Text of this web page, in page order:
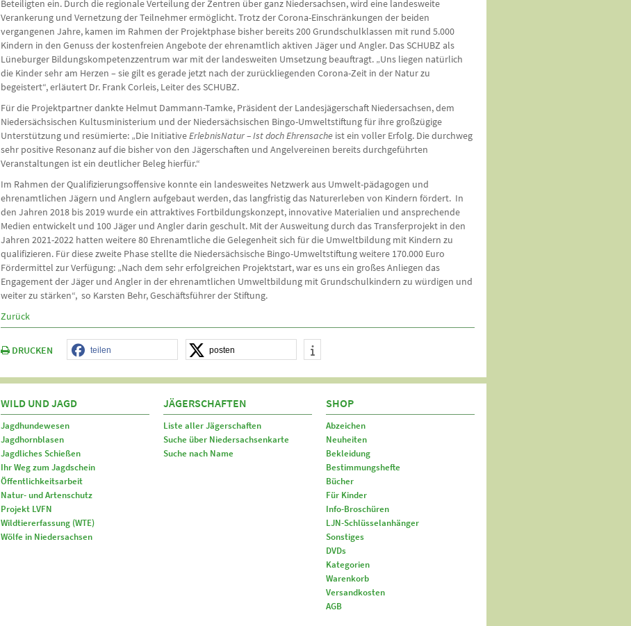
Beteiligten ein. Durch die regionale Verteilung der Zentren über ganz Niedersachsen, wird eine landesweite
Verankerung und Vernetzung der Teilnehmer ermöglicht. Trotz der Corona-Einschränkungen der beiden
vergangenen Jahre, kamen im Rahmen der Projektphase bisher bereits 200 Grundschul­klassen mit rund 5.000
Kindern in den Genuss der kostenfreien Angebote der ehrenamtlich aktiven Jäger und Angler. Das SCHUBZ als
Lüneburger Bildungs­kompetenzzentrum war mit der landesweiten Umsetzung beauftragt. „Uns liegen natürlich
die Kinder sehr am Herzen – sie gilt es gerade jetzt nach der zurückliegenden Corona-Zeit in der Natur zu
begeistert“, erläutert Dr. Frank Corleis, Leiter des SCHUBZ.
Für die Projektpartner dankte Helmut Dammann-Tamke, Präsident der Landesjägerschaft Niedersachsen, dem
Niedersächsischen Kultusministerium und der Niedersächsischen Bingo-Umweltstiftung für ihre großzügige
Unterstützung und resümierte: „Die InitiativeErlebnisNatur – Ist doch Ehrensache ist ein voller Erfolg. Die durchweg
sehr positive Resonanz auf die bisher von den Jägerschaften und Angelvereinen bereits durchgeführten
Veranstaltungen ist ein deutlicher Beleg hierfür.“
Im Rahmen der Qualifizierungsoffensive konnte ein landesweites Netzwerk aus Umwelt-pädagogen und
ehrenamtlichen Jägern und Anglern aufgebaut werden, das langfristig das Naturerleben von Kindern fördert. In
den Jahren 2018 bis 2019 wurde ein attraktives Fortbildungskonzept, innovative Materialien und ansprechende
Medien entwickelt und 100 Jäger und Angler darin geschult. Mit der Ausweitung durch das Transferprojekt in den
Jahren 2021-2022 hatten weitere 80 Ehrenamtliche die Gelegenheit sich für die Umweltbildung mit Kindern zu
qualifizieren. Für diese zweite Phase stellte die Niedersächsische Bingo-Umweltstiftung weitere 170.000 Euro
Fördermittel zur Verfügung: „Nach dem sehr erfolgreichen Projektstart, war es uns ein großes Anliegen das
Engagement der Jäger und Angler in der ehrenamtlichen Umweltbildung mit Grundschulkindern zu würdigen und
weiter zu stärken“, so Karsten Behr, Geschäftsführer der Stiftung.
Zurück
DRUCKEN teilen posten
WILD UND JAGD
Jagdhundewesen
Jagdhornblasen
Jagdliches Schießen
Ihr Weg zum Jagdschein
Öffentlichkeitsarbeit
Natur- und Artenschutz
Projekt LVFN
Wildtiererfassung (WTE)
Wölfe in Niedersachsen
JÄGERSCHAFTEN
Liste aller Jägerschaften
Suche über Niedersachsenkarte
Suche nach Name
SHOP
Abzeichen
Neuheiten
Bekleidung
Bestimmungshefte
Bücher
Für Kinder
Info-Broschüren
LJN-Schlüsselanhänger
Sonstiges
DVDs
Kategorien
Warenkorb
Versandkosten
AGB